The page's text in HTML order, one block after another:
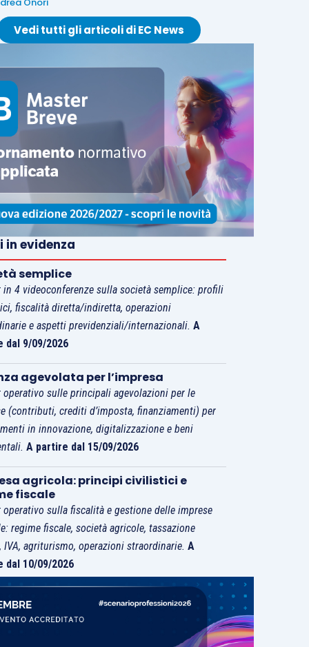
Vedi tutti gli articoli di EC News
in evidenza
semplice
in 4 videoconferenze sulla società semplice: profili
fiscalità diretta/indiretta, operazioni
e aspetti previdenziali/internazionali.A
dal 9/09/2026
agevolata per l’impresa
operativo sulle principali agevolazioni per le
(contributi, crediti d’imposta, finanziamenti) per
in innovazione, digitalizzazione e beni
A partire dal 15/09/2026
agricola: principi civilistici e
fiscale
operativo sulla fiscalità e gestione delle imprese
regime fiscale, società agricole, tassazione
IVA, agriturismo, operazioni straordinarie.A
dal 10/09/2026